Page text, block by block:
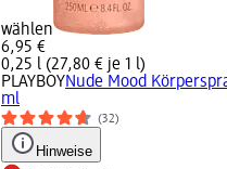
wählen
6,95 €
0,25 l (27,80 € je 1 l)
PLAYBOYNude Mood
ml
(32)
Hinweise